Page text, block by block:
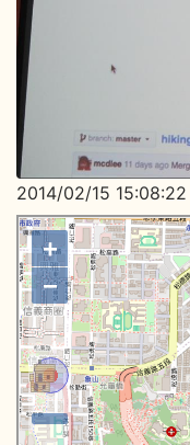
2014/02/15 15:08:22
+
−